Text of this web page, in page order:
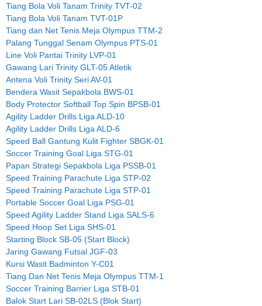
Tiang Bola Voli Tanam Trinity TVT-02
Tiang Bola Voli Tanam TVT-01P
Tiang dan Net Tenis Meja Olympus TTM-2
Palang Tunggal Senam Olympus PTS-01
Line Voli Pantai Trinity LVP-01
Gawang Lari Trinity GLT-05 Atletik
Antena Voli Trinity Seri AV-01
Bendera Wasit Sepakbola BWS-01
Body Protector Softball Top Spin BPSB-01
Agility Ladder Drills Liga ALD-10
Agility Ladder Drills Liga ALD-6
Speed Ball Gantung Kulit Fighter SBGK-01
Soccer Training Goal Liga STG-01
Papan Strategi Sepakbola Liga PSSB-01
Speed Training Parachute Liga STP-02
Speed Training Parachute Liga STP-01
Portable Soccer Goal Liga PSG-01
Speed Agility Ladder Stand Liga SALS-6
Speed Hoop Set Liga SHS-01
Starting Block SB-05 (Start Block)
Jaring Gawang Futsal JGF-03
Kursi Wasit Badminton Y-C01
Tiang Dan Net Tenis Meja Olympus TTM-1
Soccer Training Barrier Liga STB-01
Balok Start Lari SB-02LS (Blok Start)